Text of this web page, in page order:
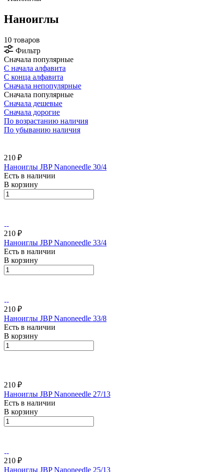
Наноиглы
10 товаров
Фильтр
Сначала популярные
С начала алфавита
С конца алфавита
Сначала непопулярные
Сначала популярные
Сначала дешевые
Сначала дорогие
По возрастанию наличия
По убыванию наличия
210 ₽
Наноиглы JBP Nanoneedle 30/4
Есть в наличии
В корзину
210 ₽
Наноиглы JBP Nanoneedle 33/4
Есть в наличии
В корзину
210 ₽
Наноиглы JBP Nanoneedle 33/8
Есть в наличии
В корзину
210 ₽
Наноиглы JBP Nanoneedle 27/13
Есть в наличии
В корзину
210 ₽
Наноиглы JBP Nanoneedle 25/13